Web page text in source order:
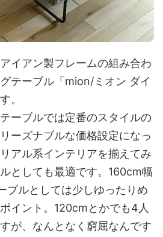
イアン製フレームの組み合わ
テーブル「mion/ミオン ダイ
。
ーブルでは定番のスタイルの
ーズナブルな価格設定になっ
アル系インテリアを揃えてみ
としても最適です。160cm幅
ブルとしては少しゆったりめ
イント。120cmとかでも4人
が、なんとなく窮屈なんです